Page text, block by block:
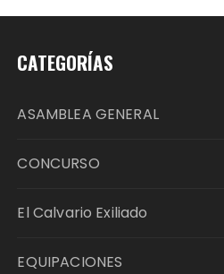
CATEGORÍAS
ASAMBLEA GENERAL
CONCURSO
El Calvario Exiliado
EQUIPACIONES